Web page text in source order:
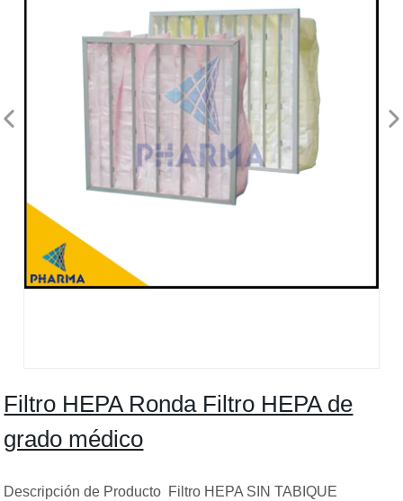
Filtro HEPA Ronda Filtro HEPA de
grado médico
Descripción de Producto Filtro HEPA SIN TABIQUE